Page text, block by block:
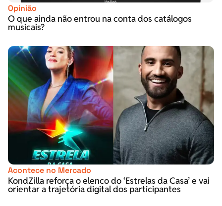
Opinião
O que ainda não entrou na conta dos catálogos
musicais?
Acontece no Mercado
KondZilla reforça o elenco do ‘Estrelas da Casa’ e vai
orientar a trajetória digital dos participantes